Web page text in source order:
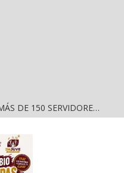
DIF NAYARIT CAPACITA A MÁS DE 150 SERVIDORES PÚBLICOS EN ATENCIÓN AL ESPECTRO AUTISTA